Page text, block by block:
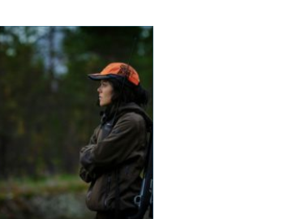
samtidigt som man får
möjlighet att komma i
kontakt med naturen på